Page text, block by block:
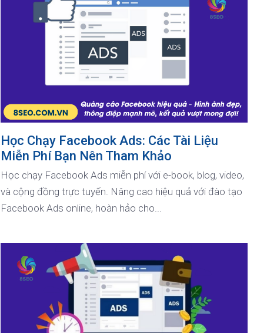
Học Chạy Facebook Ads: Các Tài Liệu
Miễn Phí Bạn Nên Tham Khảo
Học chạy Facebook Ads miễn phí với e-book, blog, video,
và cộng đồng trực tuyến. Nâng cao hiệu quả với đào tạo
Facebook Ads online, hoàn hảo cho...